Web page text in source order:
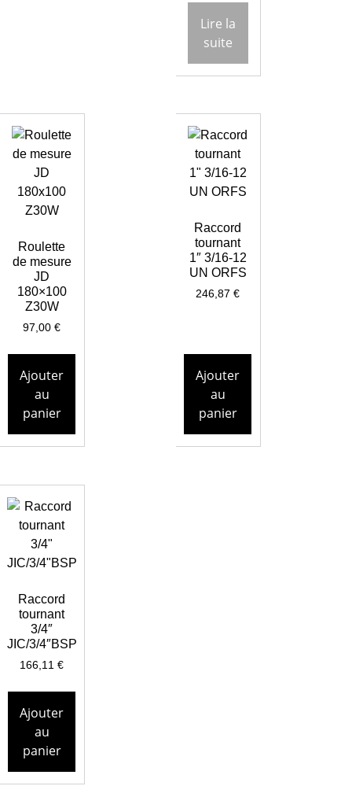
Lire la
suite
Roulette
de mesure
JD
180×100
Z30W
97,00€
Ajouter
au
panier
Raccord
tournant
1″ 3/16-12
UN ORFS
246,87€
Ajouter
au
panier
Raccord
tournant
3/4″
JIC/3/4″BSP
166,11€
Ajouter
au
panier